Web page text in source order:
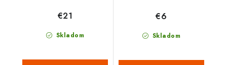
Skladom
€21
Skladom
€6